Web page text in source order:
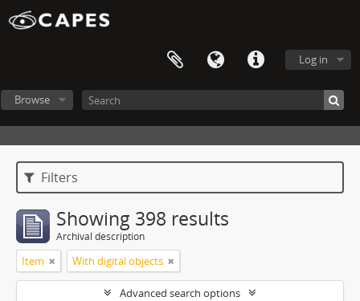
Log in
Browse
Filters
Showing 398 results
Archival description
Item With digital objects
Advanced search options